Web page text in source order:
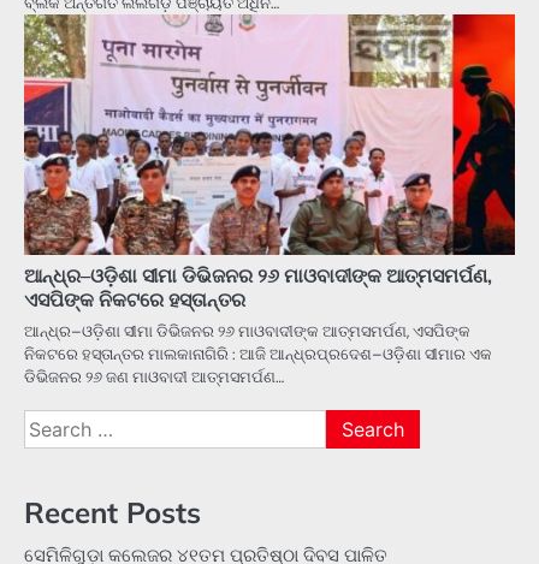
ଆନ୍ଧ୍ର–ଓଡ଼ିଶା ସୀମା ଡିଭିଜନର ୨୬ ମାଓବାଦୀଙ୍କ ଆତ୍ମସମର୍ପଣ,
ଏସପିଙ୍କ ନିକଟରେ ହସ୍ତାନ୍ତର
ଆନ୍ଧ୍ର–ଓଡ଼ିଶା ସୀମା ଡିଭିଜନର ୨୬ ମାଓବାଦୀଙ୍କ ଆତ୍ମସମର୍ପଣ, ଏସପିଙ୍କ
ନିକଟରେ ହସ୍ତାନ୍ତର ମାଲକାନାଗିରି : ଆଜି ଆନ୍ଧ୍ରପ୍ରଦେଶ–ଓଡ଼ିଶା ସୀମାର ଏକ
ଡିଭିଜନର ୨୬ ଜଣ ମାଓବାଦୀ ଆତ୍ମସମର୍ପଣ…
Search
for:
Recent Posts
ସେମିଳିଗୁଡ଼ା କଲେଜର ୪୧ତମ ପ୍ରତିଷ୍ଠା ଦିବସ ପାଳିତ